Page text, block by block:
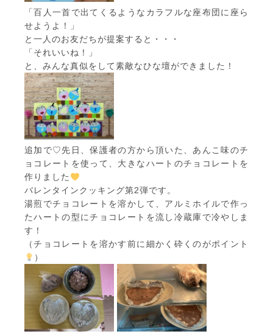
「百人一首で出てくるようなカラフルな座布団に座ら
せようよ！」
と一人のお友だちが提案すると・・・
「それいいね！」
と、みんな真似をして素敵なひな壇ができました！
追加で♡先日、保護者の方から頂いた、あんこ味のチ
ョコレートを使って、大きなハートのチョコレートを
作りました
バレンタインクッキング第2弾です。
湯煎でチョコレートを溶かして、アルミホイルで作っ
たハートの型にチョコレートを流し冷蔵庫で冷やしま
す！
（チョコレートを溶かす前に細かく砕くのがポイント
）